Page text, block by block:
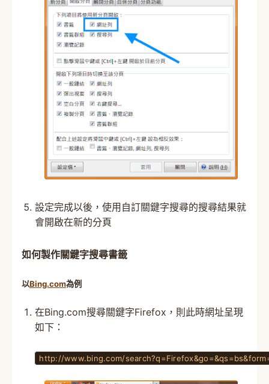
設定完成以後，使用自訂關鍵字搜尋的搜尋結果就
會開啟在新的分頁
如何製作關鍵字搜尋書籤
以Bing.com為例
在Bing.com搜尋關鍵字Firefox，則此時網址呈現
如下：
http://www.bing.com/